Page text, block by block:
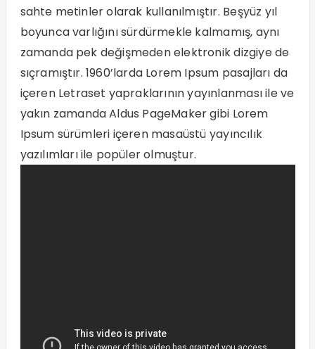
sahte metinler olarak kullanılmıştır. Beşyüz yıl
boyunca varlığını sürdürmekle kalmamış, aynı
zamanda pek değişmeden elektronik dizgiye de
sıçramıştır. 1960’larda Lorem Ipsum pasajları da
içeren Letraset yapraklarının yayınlanması ile ve
yakın zamanda Aldus PageMaker gibi Lorem
Ipsum sürümleri içeren masaüstü yayıncılık
yazılımları ile popüler olmuştur.